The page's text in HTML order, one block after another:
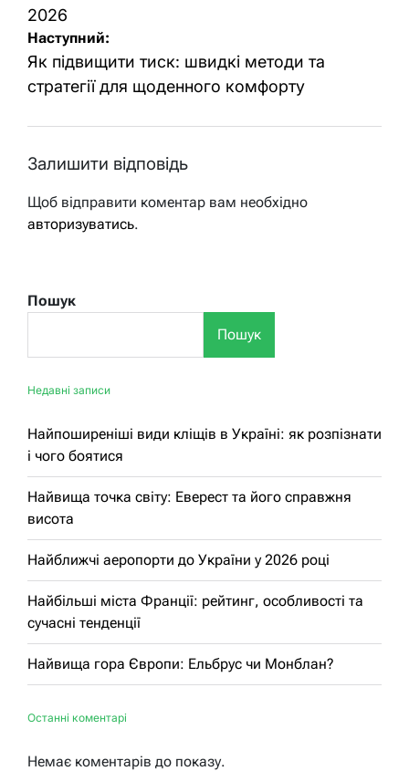
2026
Наступний:
Як підвищити тиск: швидкі методи та
стратегії для щоденного комфорту
Залишити відповідь
Щоб відправити коментар вам необхідно
авторизуватись.
Пошук
Пошук
Недавні записи
Найпоширеніші види кліщів в Україні: як розпізнати
і чого боятися
Найвища точка світу: Еверест та його справжня
висота
Найближчі аеропорти до України у 2026 році
Найбільші міста Франції: рейтинг, особливості та
сучасні тенденції
Найвища гора Європи: Ельбрус чи Монблан?
Останні коментарі
Немає коментарів до показу.